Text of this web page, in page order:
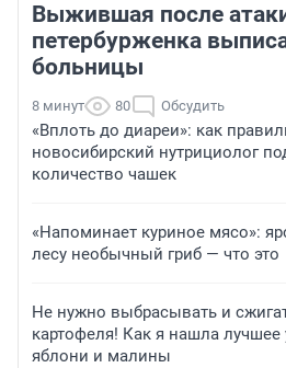
Выжившая после
петербурженка
больницы
8 минут 80 Обсудить
«Вплоть до диареи»: как
новосибирский нутрициолог
количество чашек
«Напоминает куриное мясо»:
лесу необычный гриб — что это
Не нужно выбрасывать и
картофеля! Как я нашла лучшее
яблони и малины